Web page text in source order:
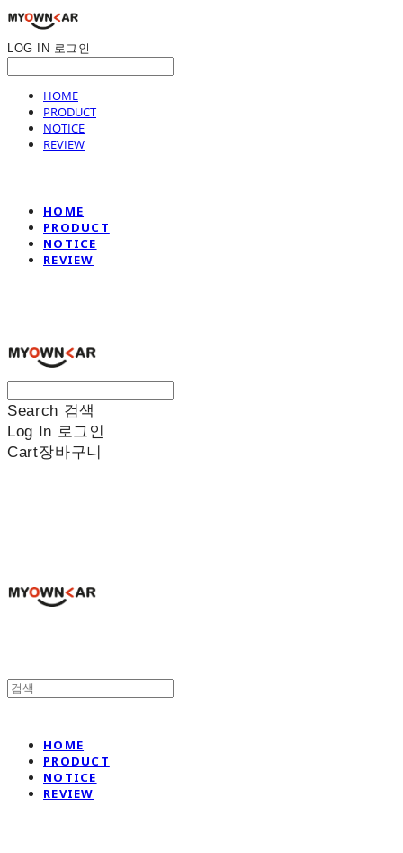
LOG IN 로그인
HOME
PRODUCT
NOTICE
REVIEW
HOME
PRODUCT
NOTICE
REVIEW
Search 검색
Log In 로그인
Cart장바구니
HOME
PRODUCT
NOTICE
REVIEW